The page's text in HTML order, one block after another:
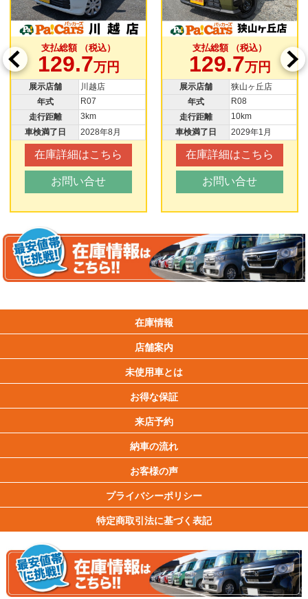
支払総額 （税込）
129.7万円
展示店舗
川越店
年式
R07
走行距離
3km
車検満了日
2028年8月
在庫詳細はこちら
お問い合せ
支払総額 （税込）
129.7万円
展示店舗
狭山ヶ丘店
年式
R08
走行距離
10km
車検満了日
2029年1月
在庫詳細はこちら
お問い合せ
在庫情報
店舗案内
未使用車とは
お得な保証
来店予約
納車の流れ
お客様の声
プライバシーポリシー
特定商取引法に基づく表記